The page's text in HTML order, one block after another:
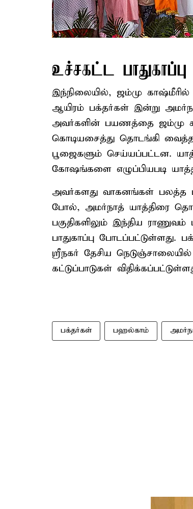
உச்சகட்ட பாதுகாப்பு
இந்நிலையில், ஜம்மு காஷ்மீரில்
ஆயிரம் பக்தர்கள் இன்று
அவர்களின் பயணத்தை ஜம்மு
கொடியசைத்து தொடங்கி
பூஜைகளும் செய்யப்பட்டன.
கோஷங்களை எழுப்பியபடி
அவர்களது வாகனங்கள் பலத்த
போல், அமர்நாத் யாத்திரை
பகுதிகளிலும் இந்திய
பாதுகாப்பு
ஸ்ரீநகர் தேசிய
கட்டுப்பாடுகள்
பக்தர்கள் பஹல்காம்